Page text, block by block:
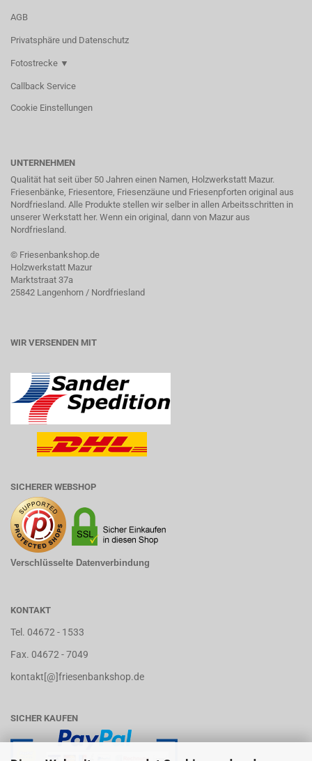
AGB
Privatsphäre und Datenschutz
Fotostrecke ▼
Callback Service
Cookie Einstellungen
UNTERNEHMEN
Qualität hat seit über 50 Jahren einen Namen, Holzwerkstatt Mazur.
Friesenbänke, Friesentore, Friesenzäune und Friesenpforten original aus
Nordfriesland. Alle Produkte stellen wir selber in allen Arbeitsschritten in
unserer Werkstatt her. Wenn ein original, dann von Mazur aus
Nordfriesland.
© Friesenbankshop.de
Holzwerkstatt Mazur
Marktstraat 37a
25842 Langenhorn / Nordfriesland
WIR VERSENDEN MIT
SICHERER WEBSHOP
Verschlüsselte Datenverbindung
KONTAKT
Tel. 04672 - 1533
Fax. 04672 - 7049
kontakt[@]friesenbankshop.de
SICHER KAUFEN